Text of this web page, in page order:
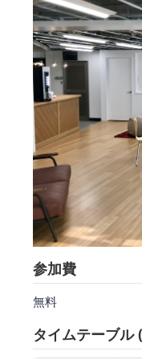
参加費
無料
タイムテーブル